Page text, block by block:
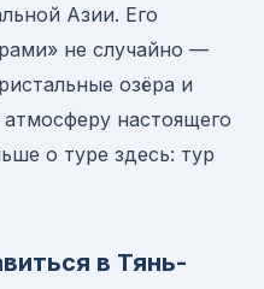
Азии. Его
не случайно —
озёра и
настоящего
о туре здесь: тур
в Тянь-